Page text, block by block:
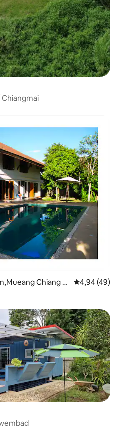
Chiangmai
Chiang R
Gemiddelde
4,94 (49)